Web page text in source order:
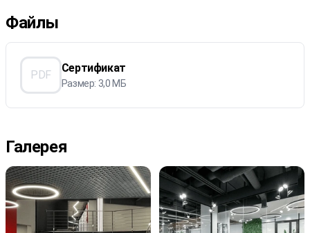
Файлы
PDF
Сертификат
Размер: 3,0 МБ
Галерея